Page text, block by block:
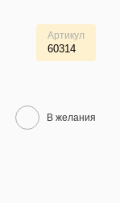
Артикул
60314
В желания